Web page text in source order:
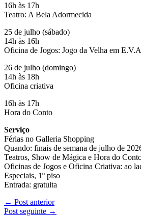
16h às 17h
Teatro: A Bela Adormecida
25 de julho (sábado)
14h às 16h
Oficina de Jogos: Jogo da Velha em
26 de julho (domingo)
14h às 18h
Oficina criativa
16h às 17h
Hora do Conto
Serviço
Férias no Galleria Shopping
Quando: finais de semana de julho de
Teatros, Show de Mágica e Hora do
Oficinas de Jogos e Oficina Criativa: ao
Especiais, 1º piso
Entrada: gratuita
← Post anterior
Post seguinte →